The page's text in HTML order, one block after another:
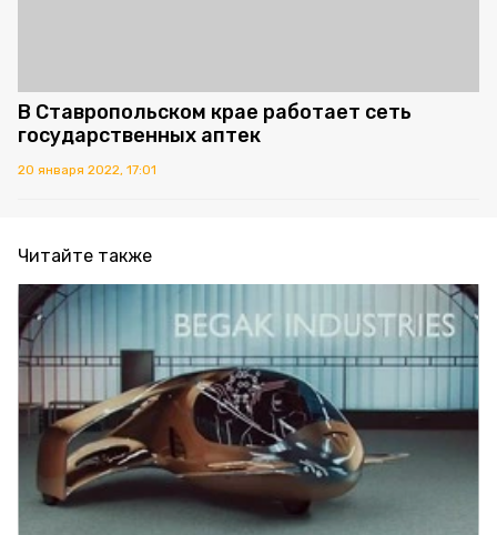
В Ставропольском крае работает сеть
государственных аптек
20 января 2022, 17:01
Читайте также